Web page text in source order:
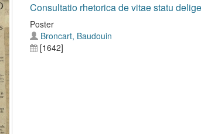
Consultatio rhetorica de vitae statu
Poster
Broncart, Baudouin
[1642]